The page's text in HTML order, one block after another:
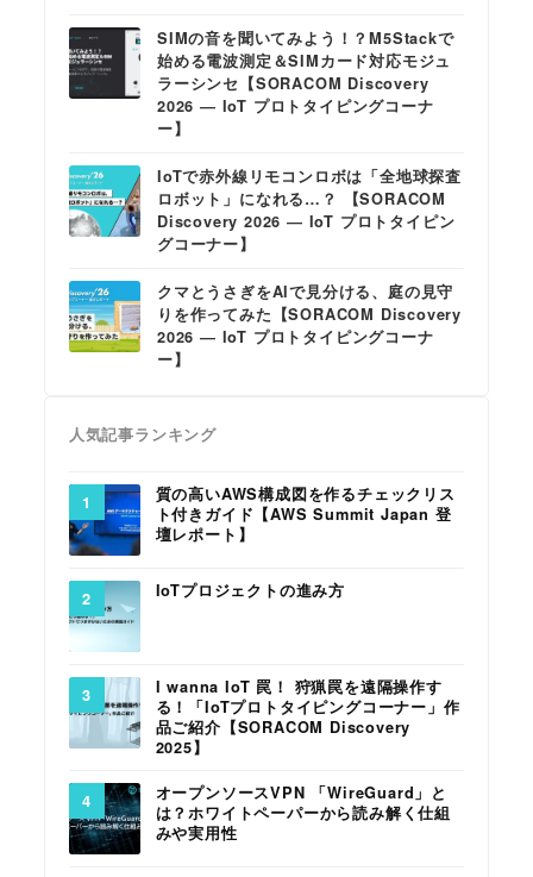
SIMの音を聞いてみよう！？M5Stackで
始める電波測定＆SIMカード対応モジュ
ラーシンセ【SORACOM Discovery
2026 ― IoT プロトタイピングコーナ
ー】
IoTで赤外線リモコンロボは「全地球探査
ロボット」になれる…？ 【SORACOM
Discovery 2026 ― IoT プロトタイピン
グコーナー】
クマとうさぎをAIで見分ける、庭の見守
りを作ってみた【SORACOM Discovery
2026 ― IoT プロトタイピングコーナ
ー】
人気記事ランキング
質の高いAWS構成図を作るチェックリス
ト付きガイド【AWS Summit Japan 登
壇レポート】
IoTプロジェクトの進み方
I wanna IoT 罠！ 狩猟罠を遠隔操作す
る！「IoTプロトタイピングコーナー」作
品ご紹介【SORACOM Discovery
2025】
オープンソースVPN 「WireGuard」と
は？ホワイトペーパーから読み解く仕組
みや実用性